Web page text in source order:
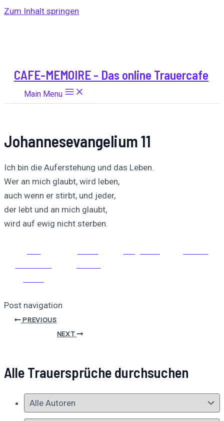
Zum Inhalt springen
CAFE-MEMOIRE - Das online Trauercafe
Main Menu
Johannesevangelium 11
Ich bin die Auferstehung und das Leben.
Wer an mich glaubt, wird leben,
auch wenn er stirbt, und jeder,
der lebt und an mich glaubt,
wird auf ewig nicht sterben.
Post navigation
PREVIOUS
NEXT
Alle Trauersprüche durchsuchen